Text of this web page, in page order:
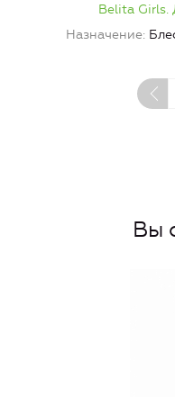
Belita Girls.
Назначение
Вы